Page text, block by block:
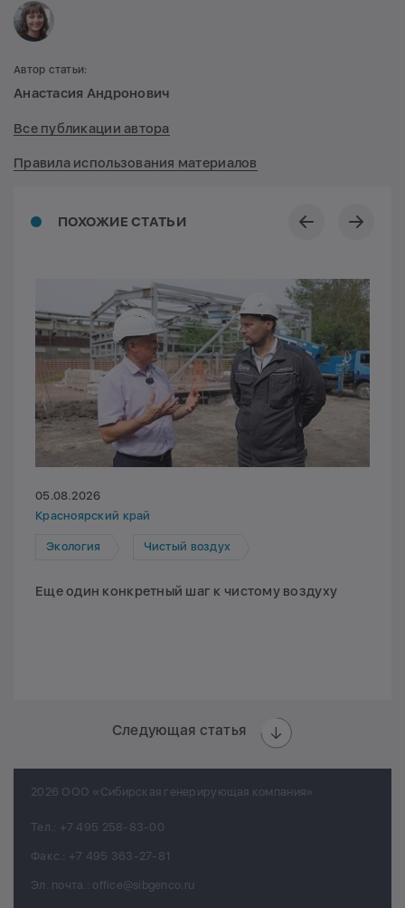
ПОХОЖИЕ СТАТЬИ
05.08.2026
Красноярский край
Экология Чистый воздух
Еще один конкретный шаг к чистому воздуху
Следующая статья
Автор статьи:
Анастасия Андронович
Все публикации автора
Правила использования материалов
2026 ООО «Сибирская генерирующая компания»
Тел.: +7 495 258-83-00
Факс.: +7 495 363-27-81
Эл. почта.: office@sibgenco.ru